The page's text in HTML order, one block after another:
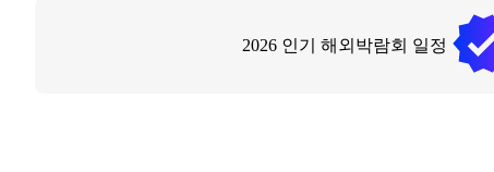
2026 인기 해외박람회 일정